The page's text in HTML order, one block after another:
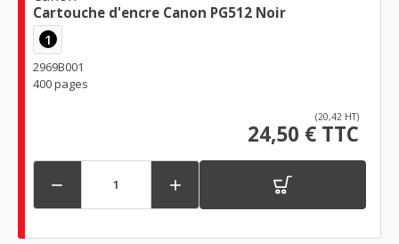
Cartouche d'encre Canon PG512 Noir
1
2969B001
400 pages
(20,42 HT)
24,50 € TTC
 